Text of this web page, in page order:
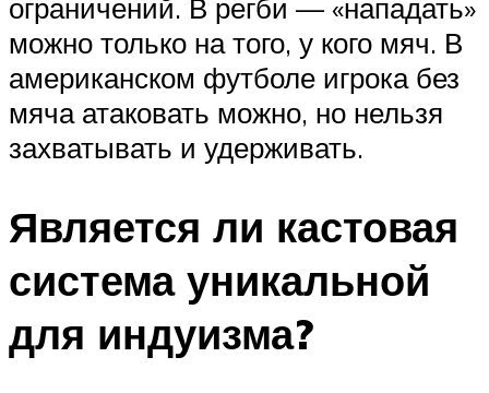
ограничений. В регби — «нападать»
можно только на того, у кого мяч. В
американском футболе игрока без
мяча атаковать можно, но нельзя
захватывать и удерживать.
Является ли кастовая
система уникальной
для индуизма?